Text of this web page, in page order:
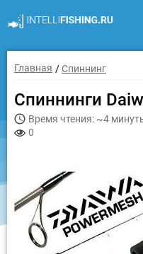
Главная Спиннинг
Спиннинги
Время чтения: ~4
0